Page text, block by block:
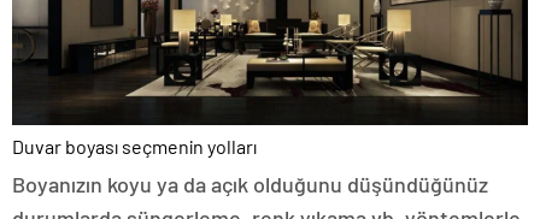
Duvar boyası seçmenin yolları
Boyanızın koyu ya da açık olduğunu düşündüğünüz